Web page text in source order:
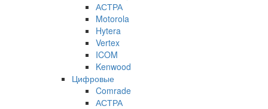
АСТРА
Motorola
Hytera
Vertex
ICOM
Kenwood
Цифровые
Comrade
АСТРА